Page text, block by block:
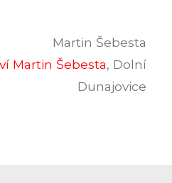
Martin Šebesta
Martin Šebesta, Dolní
Dunajovice